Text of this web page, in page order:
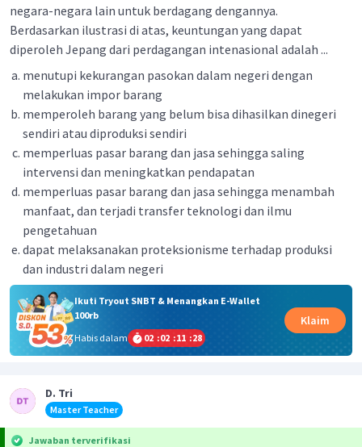
negara-negara lain untuk berdagang dengannya.
Berdasarkan ilustrasi di atas, keuntungan yang dapat
diperoleh Jepang dari perdagangan intenasional adalah ...
menutupi kekurangan pasokan dalam negeri dengan
melakukan impor barang
memperoleh barang yang belum bisa dihasilkan dinegeri
sendiri atau diproduksi sendiri
memperluas pasar barang dan jasa sehingga saling
intervensi dan meningkatkan pendapatan
memperluas pasar barang dan jasa sehingga menambah
manfaat, dan terjadi transfer teknologi dan ilmu
pengetahuan
dapat melaksanakan proteksionisme terhadap produksi
dan industri dalam negeri
Ikuti Tryout SNBT & Menangkan E-Wallet
100rb
Habis dalam
02 :02 :11 :28
Klaim
D. Tri
Master Teacher
Jawaban terverifikasi